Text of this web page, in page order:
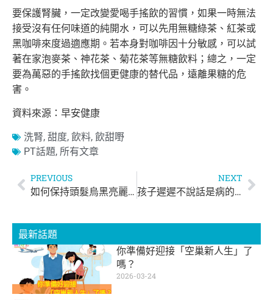
要保護腎臟，一定改變愛喝手搖飲的習慣，如果一時無法
接受沒有任何味道的純開水，可以先用無糖綠茶、紅茶或
黑咖啡來度過適應期。若本身對咖啡因十分敏感，可以試
著在家泡麥茶、神花茶、菊花茶等無糖飲料；總之，一定
要為萬惡的手搖飲找個更健康的替代品，遠離果糖的危
害。
資料來源：早安健康
洗腎, 甜度, 飲料, 飲甜嘢
PT話題, 所有文章
PREVIOUS
如何保持頭髮烏黑亮麗？
NEXT
孩子遲遲不說話是病的徵兆？
最新話題
你準備好迎接「空巢新人生」了
嗎？
2026-03-24